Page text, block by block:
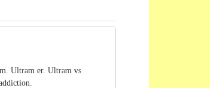
Ultram er. Ultram vs